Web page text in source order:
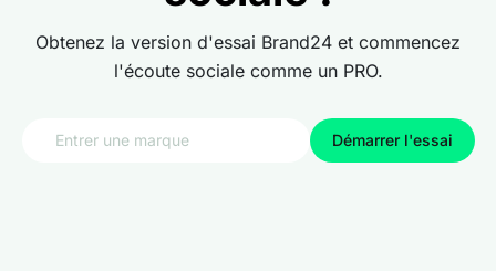
Obtenez la version d'essai Brand24 et commencez
l'écoute sociale comme un PRO.
Démarrer l'essai